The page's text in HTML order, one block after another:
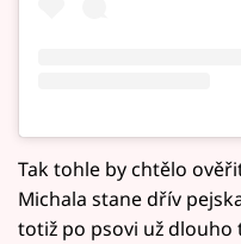
Tak tohle by chtělo
Michala stane dřív
totiž po psovi už dlouho